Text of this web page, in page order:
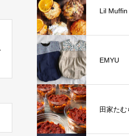
Lil Muffin
EMYU
田家たむ